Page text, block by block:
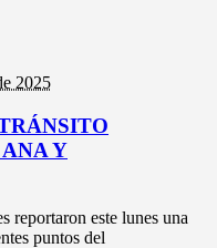
2025
Y
reportaron este lunes una
puntos del